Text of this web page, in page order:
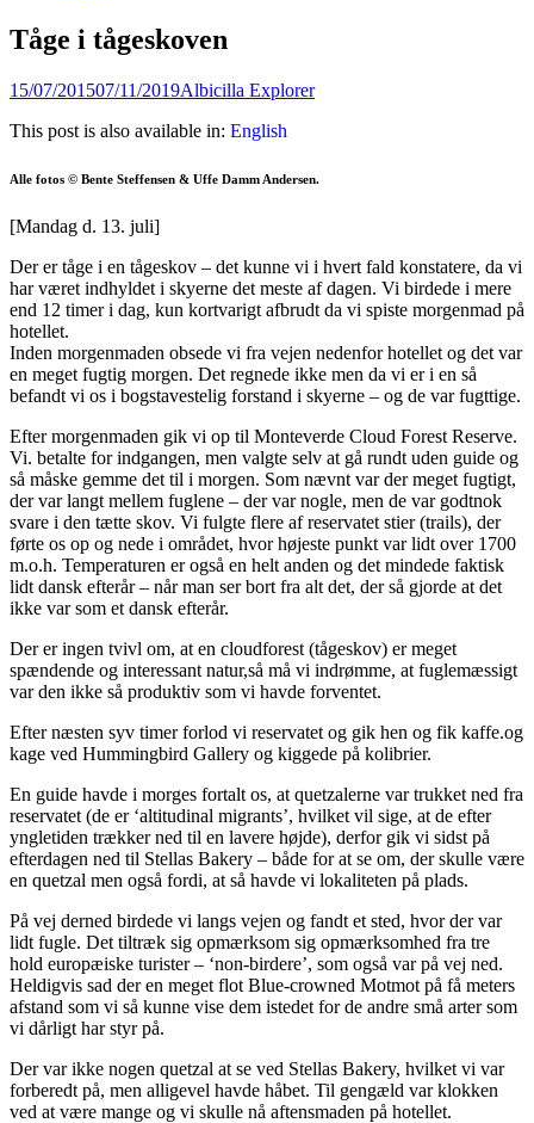
Tåge i tågeskoven
Posted
15/07/201507/11/2019Author
Albicilla Explorer
This post is also available in: English
Alle fotos © Bente Steffensen & Uffe Damm Andersen.
[Mandag d. 13. juli]
Der er tåge i en tågeskov – det kunne vi i hvert fald konstatere, da vi
har været indhyldet i skyerne det meste af dagen. Vi birdede i mere
end 12 timer i dag, kun kortvarigt afbrudt da vi spiste morgenmad på
hotellet.
Inden morgenmaden obsede vi fra vejen nedenfor hotellet og det var
en meget fugtig morgen. Det regnede ikke men da vi er i en så
befandt vi os i bogstavestelig forstand i skyerne – og de var fugttige.
Efter morgenmaden gik vi op til Monteverde Cloud Forest Reserve.
Vi. betalte for indgangen, men valgte selv at gå rundt uden guide og
så måske gemme det til i morgen. Som nævnt var der meget fugtigt,
der var langt mellem fuglene – der var nogle, men de var godtnok
svare i den tætte skov. Vi fulgte flere af reservatet stier (trails), der
førte os op og nede i området, hvor højeste punkt var lidt over 1700
m.o.h. Temperaturen er også en helt anden og det mindede faktisk
lidt dansk efterår – når man ser bort fra alt det, der så gjorde at det
ikke var som et dansk efterår.
Der er ingen tvivl om, at en cloudforest (tågeskov) er meget
spændende og interessant natur,så må vi indrømme, at fuglemæssigt
var den ikke så produktiv som vi havde forventet.
Efter næsten syv timer forlod vi reservatet og gik hen og fik kaffe.og
kage ved Hummingbird Gallery og kiggede på kolibrier.
En guide havde i morges fortalt os, at quetzalerne var trukket ned fra
reservatet (de er ‘altitudinal migrants’, hvilket vil sige, at de efter
yngletiden trækker ned til en lavere højde), derfor gik vi sidst på
efterdagen ned til Stellas Bakery – både for at se om, der skulle være
en quetzal men også fordi, at så havde vi lokaliteten på plads.
På vej derned birdede vi langs vejen og fandt et sted, hvor der var
lidt fugle. Det tiltræk sig opmærksom sig opmærksomhed fra tre
hold europæiske turister – ‘non-birdere’, som også var på vej ned.
Heldigvis sad der en meget flot Blue-crowned Motmot på få meters
afstand som vi så kunne vise dem istedet for de andre små arter som
vi dårligt har styr på.
Der var ikke nogen quetzal at se ved Stellas Bakery, hvilket vi var
forberedt på, men alligevel havde håbet. Til gengæld var klokken
ved at være mange og vi skulle nå aftensmaden på hotellet.